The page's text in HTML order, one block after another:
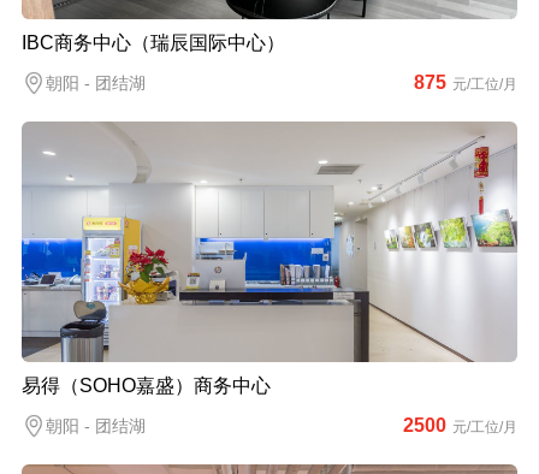
IBC商务中心（瑞辰国际中心）
朝阳 - 团结湖 875 元/工位/月
易得（SOHO嘉盛）商务中心
朝阳 - 团结湖 2500 元/工位/月